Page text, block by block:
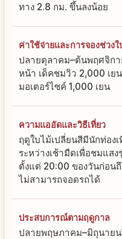
ทาง 2.8 กม. ขึ้นลงน้อย
ค่าใช้จ่ายและการจองช่วงใ
ปลายตุลาคม–ต้นพฤศจิกา
หน้า เด็คชมวิว 2,000 เย
มอเตอร์ไซค์ 1,000 เยน
ความแออัดและวิธีเที่ยว
ฤดูใบไม้เปลี่ยนสีมีนักท่อง
ระหว่างเช้ามืดเพื่อชมแส
ตั้งแต่ 20:00 ของวันก่อน
ไม่สามารถจอดรถได้
ประสบการณ์ตามฤดูกาล
ปลายพฤษภาคม–มิถุนาย